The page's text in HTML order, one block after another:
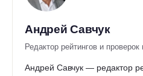
Андрей Савчук
Редактор рейтингов и проверок
Андрей Савчук — редактор